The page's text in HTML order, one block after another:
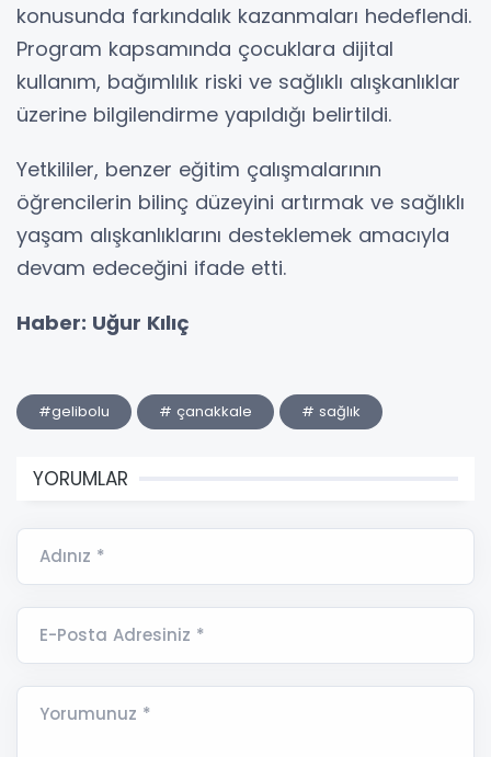
konusunda farkındalık kazanmaları hedeflendi.
Program kapsamında çocuklara dijital
kullanım, bağımlılık riski ve sağlıklı alışkanlıklar
üzerine bilgilendirme yapıldığı belirtildi.
Yetkililer, benzer eğitim çalışmalarının
öğrencilerin bilinç düzeyini artırmak ve sağlıklı
yaşam alışkanlıklarını desteklemek amacıyla
devam edeceğini ifade etti.
Haber: Uğur Kılıç
#gelibolu # çanakkale # sağlık
YORUMLAR
Adınız *
E-Posta Adresiniz *
Yorumunuz *